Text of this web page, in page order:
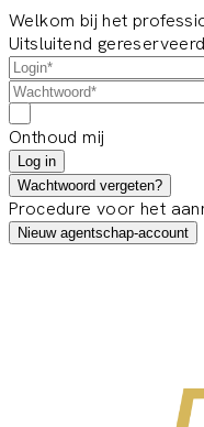
Welkom bij het
Uitsluitend
Onthoud mij
Log in
Wachtwoord vergeten?
Procedure voor het
Nieuw agentschap-account